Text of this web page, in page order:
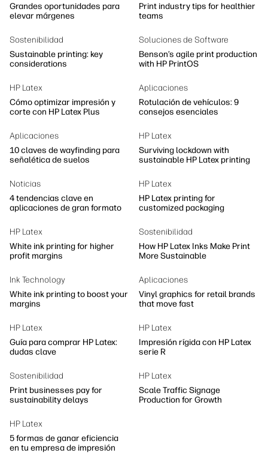
Grandes oportunidades para
elevar márgenes
Print industry tips for healthier
teams
Sostenibilidad
Sustainable printing: key
considerations
Soluciones de Software
Benson’s agile print production
with HP PrintOS
HP Latex
Cómo optimizar impresión y
corte con HP Latex Plus
Aplicaciones
Rotulación de vehículos: 9
consejos esenciales
Aplicaciones
10 claves de wayfinding para
señalética de suelos
HP Latex
Surviving lockdown with
sustainable HP Latex printing
Noticias
4 tendencias clave en
aplicaciones de gran formato
HP Latex
HP Latex printing for
customized packaging
HP Latex
White ink printing for higher
profit margins
Sostenibilidad
How HP Latex Inks Make Print
More Sustainable
Ink Technology
White ink printing to boost your
margins
Aplicaciones
Vinyl graphics for retail brands
that move fast
HP Latex
Guía para comprar HP Latex:
dudas clave
HP Latex
Impresión rígida con HP Latex
serie R
Sostenibilidad
Print businesses pay for
sustainability delays
HP Latex
Scale Traffic Signage
Production for Growth
HP Latex
5 formas de ganar eficiencia
en tu empresa de impresión